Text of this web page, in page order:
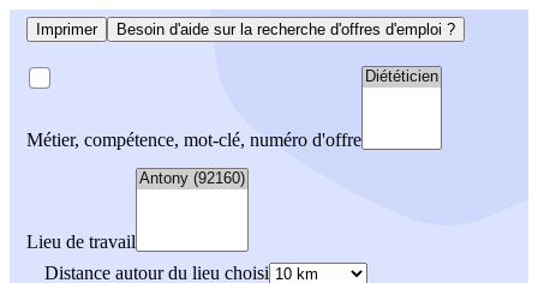
Imprimer Besoin d'aide sur la recherche d'offres d'emploi ?
Métier, compétence, mot-clé, numéro d'offre
Lieu de travail
Distance autour du lieu choisi